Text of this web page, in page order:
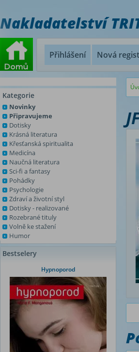
Nakladatelství
Přihlášení Nová
Kategorie
Novinky
Připravujeme
Dotisky
Krásná literatura
Křesťanská spiritualita
Medicína
Naučná literatura
Sci-fi a fantasy
Pohádky
Psychologie
Zdraví a životní styl
Dotisky - realizované
Rozebrané tituly
Volně ke stažení
Humor
Bestselery
Hypnoporod